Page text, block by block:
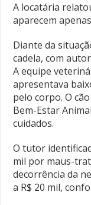
A locatária
aparecem
Diante da
cadela, com
A equipe
apresentava
pelo corpo. O
Bem-Estar
cuidados.
O tutor
mil por maus-
decorrência da
a R$ 20 mil,